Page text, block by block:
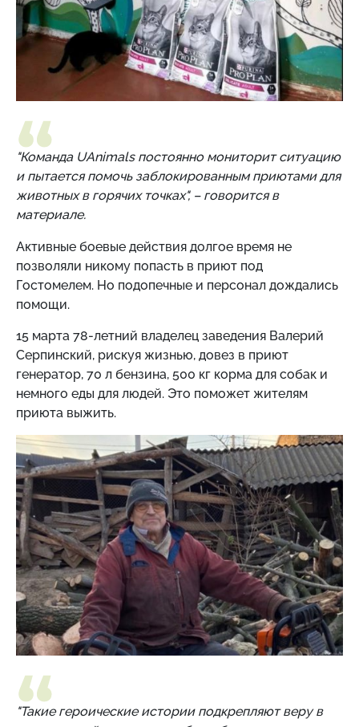
"Команда UAnimals постоянно мониторит ситуацию
и пытается помочь заблокированным приютами для
животных в горячих точках", – говорится в
материале.
Активные боевые действия долгое время не
позволяли никому попасть в приют под
Гостомелем. Но подопечные и персонал дождались
помощи.
15 марта 78-летний владелец заведения Валерий
Серпинский, рискуя жизнью, довез в приют
генератор, 70 л бензина, 500 кг корма для собак и
немного еды для людей. Это поможет жителям
приюта выжить.
"Такие героические истории подкрепляют веру в